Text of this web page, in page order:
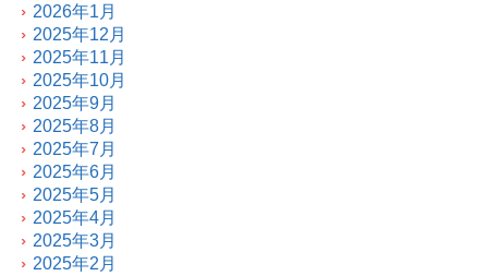
2026年1月
2025年12月
2025年11月
2025年10月
2025年9月
2025年8月
2025年7月
2025年6月
2025年5月
2025年4月
2025年3月
2025年2月